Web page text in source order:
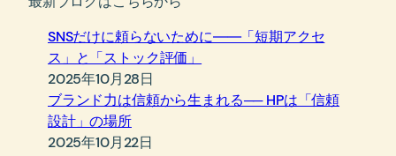
SNSだけに頼らないために――「短期アクセ
ス」と「ストック評価」
2025年10月28日
ブランド力は信頼から生まれる── HPは「信頼
設計」の場所
2025年10月22日